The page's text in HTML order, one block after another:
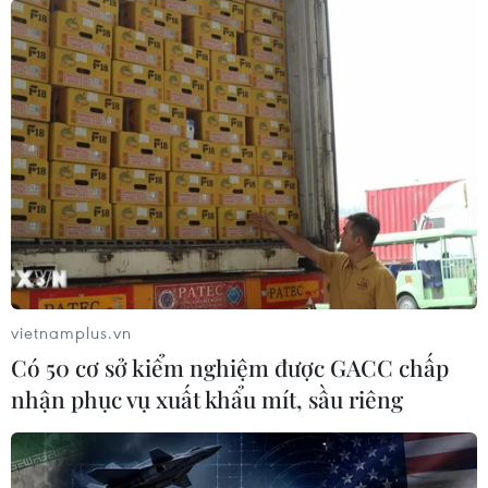
31/07/2026 04:10
TP Hồ Chí Minh đồng hành để trẻ
mắc bệnh hiểm nghèo không lỡ cơ
hội học tập và điều trị
30/07/2026 13:53
Bé trai 7 tuổi được ghép thận xuyên
Việt từ người hiến chết não
30/07/2026 12:52
Lâm Đồng rà soát toàn bộ cơ sở kinh
doanh thức ăn đường phố sau các vụ
vietnamplus.vn
Có 50 cơ sở kiểm nghiệm được GACC chấp
nhận phục vụ xuất khẩu mít, sầu riêng